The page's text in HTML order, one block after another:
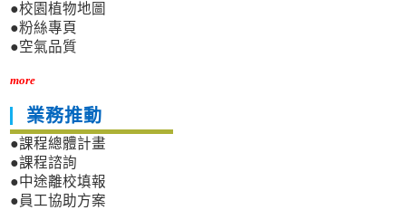
●校園植物地圖
●粉絲專頁
●空氣品質
more
業務推動
●課程總體計畫
●課程諮詢
●中途離校填報
●員工協助方案